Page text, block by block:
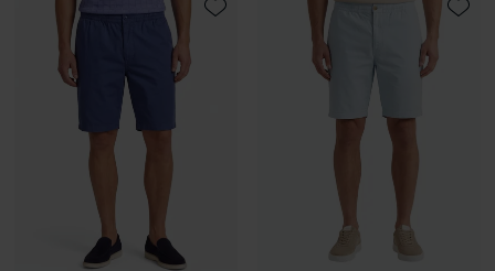
Vanguard
Toevoegen aan favorieten